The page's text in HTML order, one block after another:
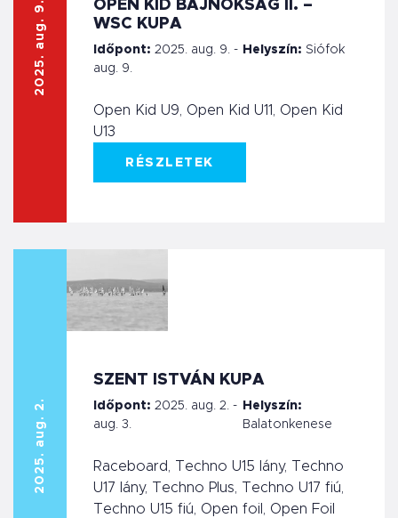
2025. aug. 9.
OPEN KID BAJNOKSÁG II. –
WSC KUPA
Időpont: 2025. aug. 9. -
aug. 9.
Helyszín: Siófok
Open Kid U9, Open Kid U11, Open Kid
U13
RÉSZLETEK
2025. aug. 2.
SZENT ISTVÁN KUPA
Időpont: 2025. aug. 2. -
aug. 3.
Helyszín:
Balatonkenese
Raceboard, Techno U15 lány, Techno
U17 lány, Techno Plus, Techno U17 fiú,
Techno U15 fiú, Open foil, Open Foil